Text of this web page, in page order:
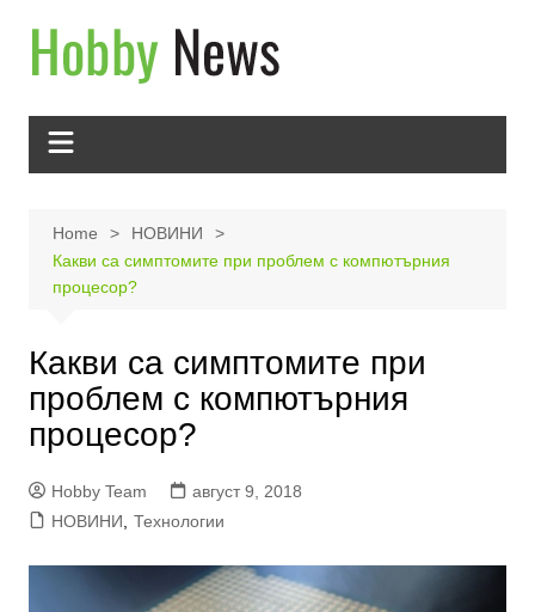
content
Home
НОВИНИ
Какви са симптомите при проблем с компютърния
процесор?
Какви са симптомите при
проблем с компютърния
процесор?
Hobby Team
август 9, 2018
НОВИНИ
Технологии